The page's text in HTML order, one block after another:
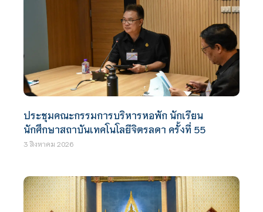
ประชุมคณะกรรมการบริหารหอพัก นักเรียน
นักศึกษาสถาบันเทคโนโลยีจิตรลดา ครั้งที่ 55
3 สิงหาคม 2026